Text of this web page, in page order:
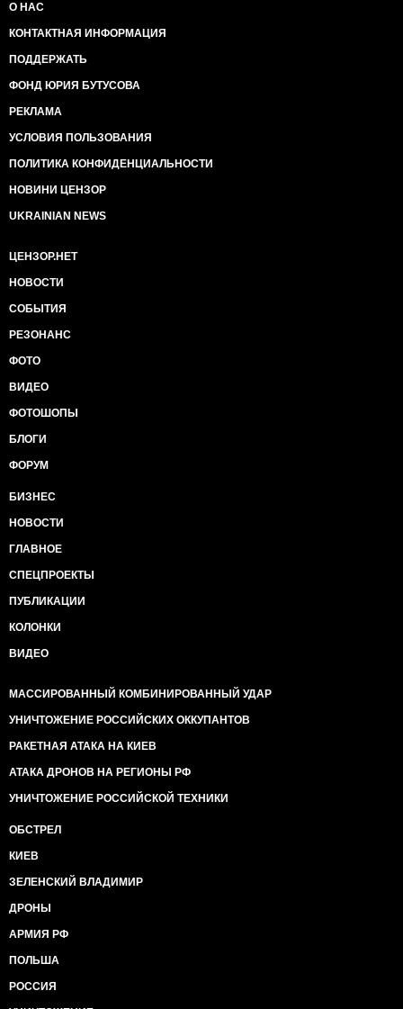
О НАС
КОНТАКТНАЯ ИНФОРМАЦИЯ
ПОДДЕРЖАТЬ
ФОНД ЮРИЯ БУТУСОВА
РЕКЛАМА
УСЛОВИЯ ПОЛЬЗОВАНИЯ
ПОЛИТИКА КОНФИДЕНЦИАЛЬНОСТИ
НОВИНИ ЦЕНЗОР
UKRAINIAN NEWS
ЦЕНЗОР.НЕТ
НОВОСТИ
СОБЫТИЯ
РЕЗОНАНС
ФОТО
ВИДЕО
ФОТОШОПЫ
БЛОГИ
ФОРУМ
БИЗНЕС
НОВОСТИ
ГЛАВНОЕ
СПЕЦПРОЕКТЫ
ПУБЛИКАЦИИ
КОЛОНКИ
ВИДЕО
МАССИРОВАННЫЙ КОМБИНИРОВАННЫЙ УДАР
УНИЧТОЖЕНИЕ РОССИЙСКИХ ОККУПАНТОВ
РАКЕТНАЯ АТАКА НА КИЕВ
АТАКА ДРОНОВ НА РЕГИОНЫ РФ
УНИЧТОЖЕНИЕ РОССИЙСКОЙ ТЕХНИКИ
ОБСТРЕЛ
КИЕВ
ЗЕЛЕНСКИЙ ВЛАДИМИР
ДРОНЫ
АРМИЯ РФ
ПОЛЬША
РОССИЯ